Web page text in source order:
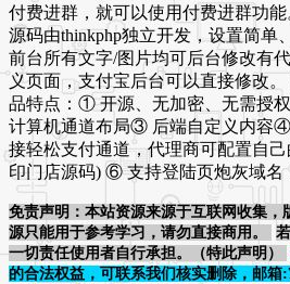
付费进群，就可以使用付费进群功
源码由thinkphp独立开发，设置简单
前台所有文字/图片均可后台修改有
义页面，支付宝后台可以直接修改
品特点：① 开源、无加密、无需授
计算机通道布局③ 后端自定义内容
接轻松支付通道，代理商可配置自
印门店源码) ⑥ 支持登陆页炮灰域名
免责声明：本站资源来源于互联网收集，
源只能用于参考学习，请勿直接商用。
一切责任使用者自行承担。（特此声明）
的合法权益，可联系我们核实删除，邮箱